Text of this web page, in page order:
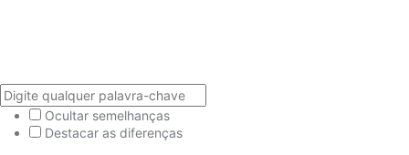
Ocultar semelhanças
Destacar as diferenças